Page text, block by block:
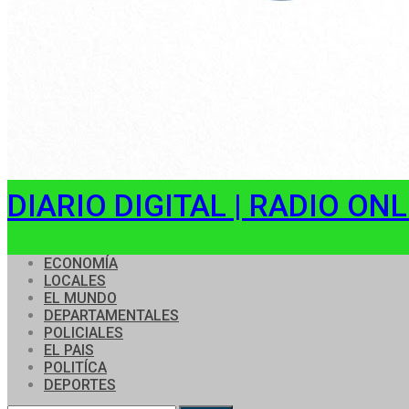
DIARIO DIGITAL | RADIO
ECONOMÍA
LOCALES
EL MUNDO
DEPARTAMENTALES
POLICIALES
EL PAIS
POLITÍCA
DEPORTES